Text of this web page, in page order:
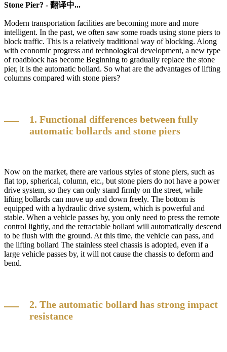
Stone Pier? - 翻译中...
Modern transportation facilities are becoming more and more
intelligent. In the past, we often saw some roads using stone piers to
block traffic. This is a relatively traditional way of blocking. Along
with economic progress and technological development, a new type
of roadblock has become Beginning to gradually replace the stone
pier, it is the automatic bollard. So what are the advantages of lifting
columns compared with stone piers?
1. Functional differences between fully
automatic bollards and stone piers
Now on the market, there are various styles of stone piers, such as
flat top, spherical, column, etc., but stone piers do not have a power
drive system, so they can only stand firmly on the street, while
lifting bollards can move up and down freely. The bottom is
equipped with a hydraulic drive system, which is powerful and
stable. When a vehicle passes by, you only need to press the remote
control lightly, and the retractable bollard will automatically descend
to be flush with the ground. At this time, the vehicle can pass, and
the lifting bollard The stainless steel chassis is adopted, even if a
large vehicle passes by, it will not cause the chassis to deform and
bend.
2. The automatic bollard has strong impact
resistance